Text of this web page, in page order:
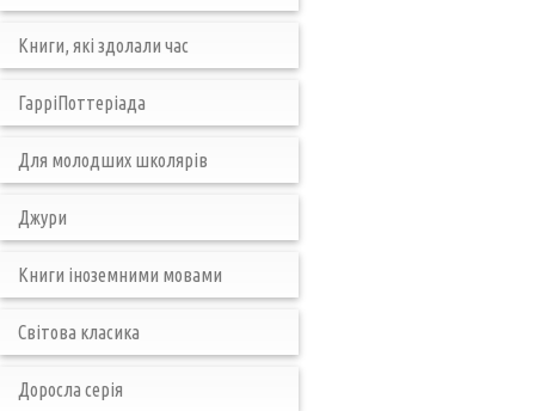
Книги, які здолали час
ГарріПоттеріада
Для молодших школярів
Джури
Книги іноземними мовами
Світова класика
Доросла серія